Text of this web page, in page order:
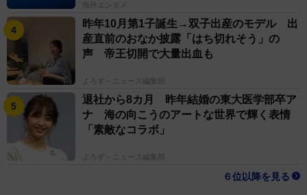
海外エンタメ
昨年10月第1子誕生→双子出産のモデル 出
産直前のおなか披露「はち切れそう」の
声 帝王切開で大量出血も
よろず～ニュース編集部
退社から8カ月 昨年結婚の東大医学部卒ア
ナ 海の向こうのアートな世界で輝く表情
「素敵なコラボ」
よろず～ニュース編集部
６位以降を見る